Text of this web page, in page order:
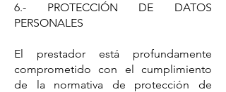
6.- PROTECCIÓN DE DATOS
PERSONALES
El prestador está profundamente
comprometido con el cumplimiento
de la normativa de protección de